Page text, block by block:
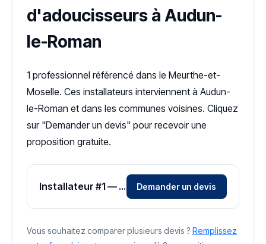
d'adoucisseurs à Audun-
le-Roman
1 professionnel référencé dans le Meurthe-et-
Moselle. Ces installateurs interviennent à Audun-
le-Roman et dans les communes voisines. Cliquez
sur "Demander un devis" pour recevoir une
proposition gratuite.
Installateur #1 — Zone Meurthe-et-Moselle Demander un devis
Vous souhaitez comparer plusieurs devis ? Remplissez